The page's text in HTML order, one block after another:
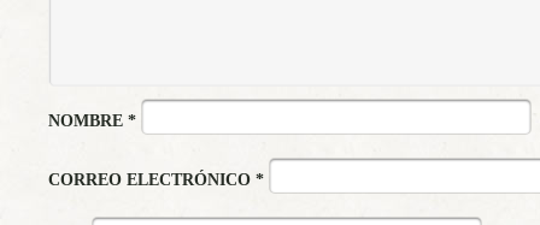
NOMBRE *
CORREO ELECTRÓNICO *